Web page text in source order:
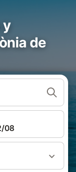
y
de
08